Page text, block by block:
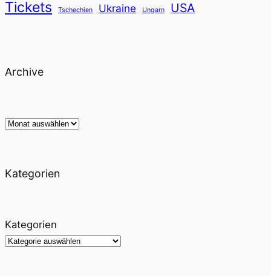
Tickets Tschechien Ukraine Ungarn USA
Archive
Archiv
Kategorien
Kategorien